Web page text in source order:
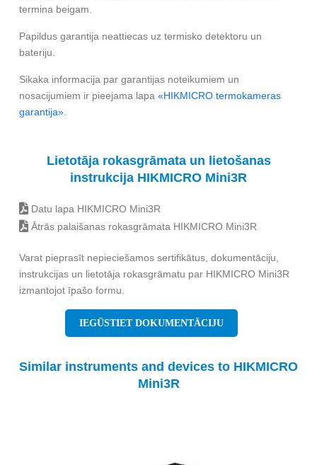
termina beigam.
Papildus garantija neattiecas uz termisko detektoru un
bateriju.
Sikaka informacija par garantijas noteikumiem un
nosacijumiem ir pieejama lapa «HIKMICRO termokameras
garantija».
Lietotāja rokasgrāmata un lietošanas
instrukcija HIKMICRO Mini3R
Datu lapa HIKMICRO Mini3R
Ātrās palaišanas rokasgrāmata HIKMICRO Mini3R
Varat pieprasīt nepieciešamos sertifikātus, dokumentāciju,
instrukcijas un lietotāja rokasgrāmatu par HIKMICRO Mini3R
izmantojot īpašo formu.
IEGŪSTIET DOKUMENTĀCIJU
Similar instruments and devices to HIKMICRO
Mini3R